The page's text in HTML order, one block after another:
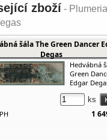
zboží -
šála The Green Dancer
Degas
Hedvábná
Green
Edgar
ks
1